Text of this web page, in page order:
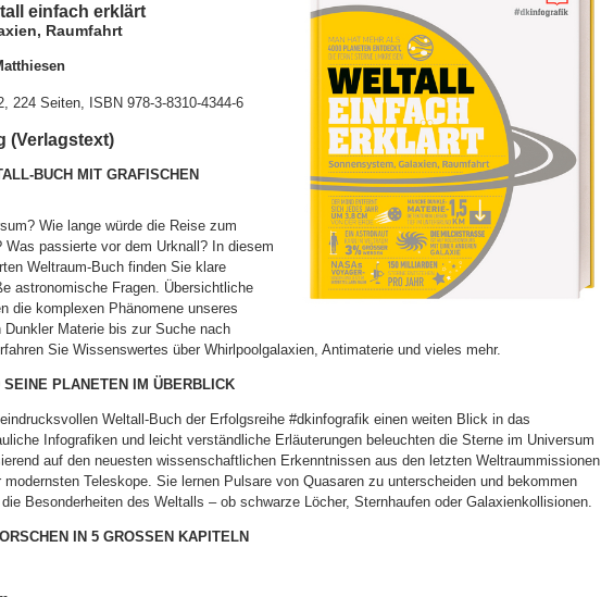
einfach erklärt
Raumfahrt
224 Seiten, ISBN 978-3-8310-4344-6
(Verlagstext)
BUCH MIT GRAFISCHEN
Wie lange würde die Reise zum
Was passierte vor dem Urknall? In diesem
Weltraum-Buch finden Sie klare
astronomische Fragen. Übersichtliche
die komplexen Phänomene unseres
Materie bis zur Suche nach
Sie Wissenswertes über Whirlpoolgalaxien, Antimaterie und vieles mehr.
SEINE PLANETEN IM ÜBERBLICK
Weltall-Buch der Erfolgsreihe #dkinfografik einen weiten Blick in das
Infografiken und leicht verständliche Erläuterungen beleuchten die Sterne im Universum
auf den neuesten wissenschaftlichen Erkenntnissen aus den letzten Weltraummissionen
modernsten Teleskope. Sie lernen Pulsare von Quasaren zu unterscheiden und bekommen
Besonderheiten des Weltalls – ob schwarze Löcher, Sternhaufen oder Galaxienkollisionen.
IN 5 GROSSEN KAPITELN